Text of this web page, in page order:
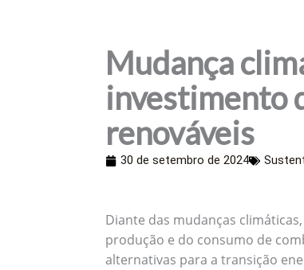
Mudança
investimento
renováveis
30 de setembro de 2024
Diante das mudanças
produção e do consumo de
alternativas para a transição